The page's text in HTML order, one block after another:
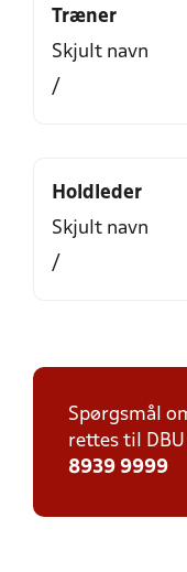
Træner
Skjult navn
/
Holdleder
Skjult navn
/
Spørgsmål
rettes til
8939 9999